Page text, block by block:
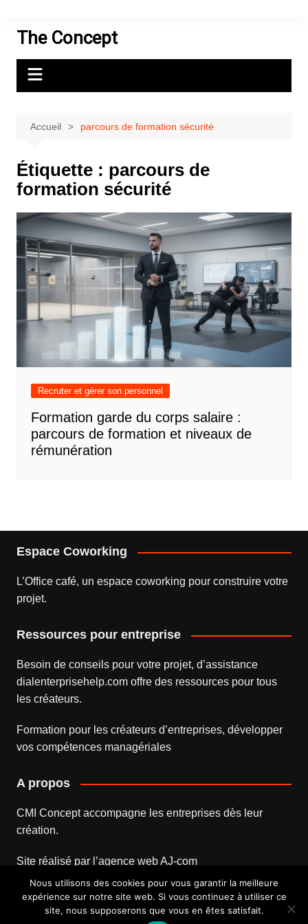
contenuThe Concept
Accueil parcours de formation sécurité
Étiquette : parcours de
formation sécurité
Recruter et gérer son personnel
Formation garde du corps salaire :
parcours de formation et niveaux de
rémunération
Espace Coworking
L’Office café, un espace coworking pour construire votre
projet.
Ressources pour entreprise
Besoin de conseils pour votre projet, d’assistance
dialenterprisehelp.comoffre des ressources pour tous
les créateurs.
Formation pour les créateurs d’entreprises, développer
vos compétences managériales
A propos
CMI Concept accompagne les entreprises dès leur
création.
Site réalisé par l’agence webAJ-com
Nous utilisons des cookies pour vous garantir la meilleure
expérience sur notre site web. Si vous continuez à utiliser ce
site, nous supposerons que vous en êtes satisfait.